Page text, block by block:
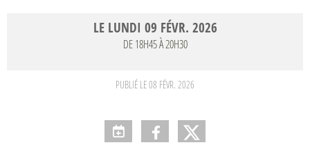
LE LUNDI 09 FÉVR. 2026
DE 18H45 À 20H30
PUBLIÉ LE08 FÉVR. 2026